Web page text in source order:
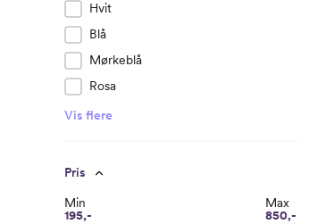
Hvit
Blå
Mørkeblå
Rosa
Vis flere
Pris
Min
195,-
Max
850,-